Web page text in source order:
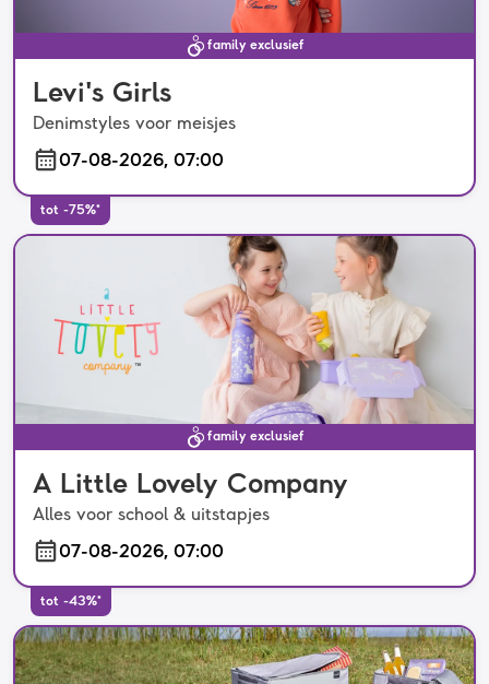
family exclusief
Levi's Girls
Denimstyles voor meisjes
07-08-2026, 07:00
tot -75%*
family exclusief
A Little Lovely Company
Alles voor school & uitstapjes
07-08-2026, 07:00
tot -43%*